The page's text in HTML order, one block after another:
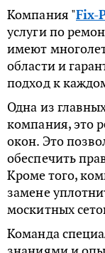
Компания "Fix-
услуги по
имеют
области и
подход к
Одна из
компания, это
окон. Это
обеспечить
Кроме того,
замене
москитных
Команда